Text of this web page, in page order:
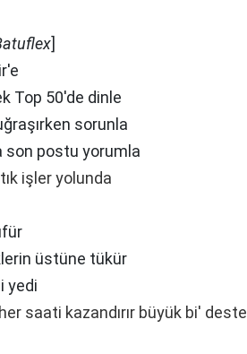
]
Top 50'de dinle
sorunla
son postu yorumla
işler yolunda
üstüne tükür
yedi
saati kazandırır büyük bi' deste